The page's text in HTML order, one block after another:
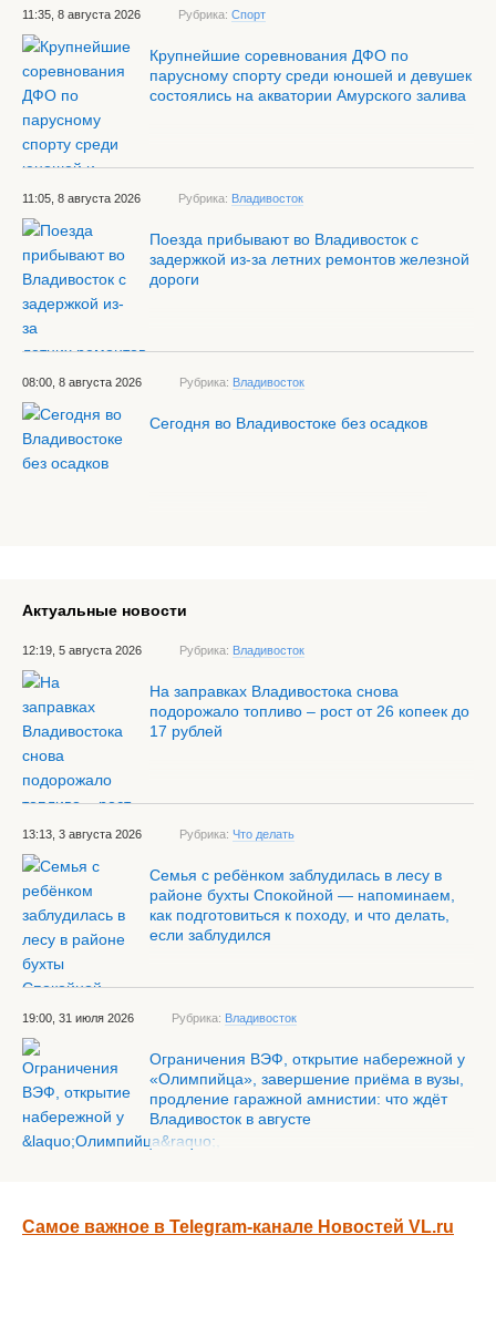
11:35, 8 августа 2026 Рубрика: Спорт
Крупнейшие соревнования ДФО по
парусному спорту среди юношей и девушек
состоялись на акватории Амурского залива
11:05, 8 августа 2026 Рубрика: Владивосток
Поезда прибывают во Владивосток с
задержкой из-за летних ремонтов железной
дороги
08:00, 8 августа 2026 Рубрика: Владивосток
Сегодня во Владивостоке без осадков
Актуальные новости
12:19, 5 августа 2026 Рубрика: Владивосток
На заправках Владивостока снова
подорожало топливо – рост от 26 копеек до
17 рублей
13:13, 3 августа 2026 Рубрика: Что делать
Семья с ребёнком заблудилась в лесу в
районе бухты Спокойной — напоминаем,
как подготовиться к походу, и что делать,
если заблудился
19:00, 31 июля 2026 Рубрика: Владивосток
Ограничения ВЭФ, открытие набережной у
«Олимпийца», завершение приёма в вузы,
продление гаражной амнистии: что ждёт
Владивосток в августе
Самое важное в Telegram-канале Новостей VL.ru